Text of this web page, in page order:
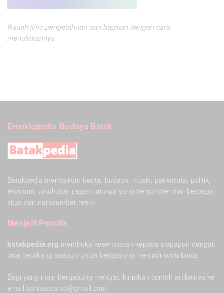
Ikatlah ilmu pengetahuan dan bagikan dengan cara
menuliskannya
Ensiklopedia Budaya Batak
Batakpedia menyajikan berita, budaya, musik, pariwisata, politik,
ekonomi, tokoh,dan ragam lainnya yang bersumber dari berbagai
situs dan narasumber resmi
Menjadi Penulis
batakpedia.org membuka kesempatan kepada siapapun dengan
latar belakang apapun untuk bergabung menjadi kontributor.
Bagi yang ingin bergabung menulis, kirimkan contoh artikelnya ke
email bonpascamp@gmail.com